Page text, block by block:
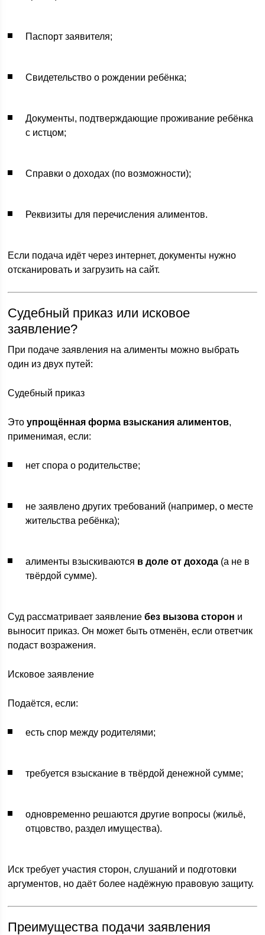
Паспорт заявителя;
Свидетельство о рождении ребёнка;
Документы, подтверждающие проживание ребёнка
с истцом;
Справки о доходах (по возможности);
Реквизиты для перечисления алиментов.
Если подача идёт через интернет, документы нужно
отсканировать и загрузить на сайт.
Судебный приказ или исковое
заявление?
При подаче заявления на алименты можно выбрать
один из двух путей:
Судебный приказ
Этоупрощённая форма взыскания алиментов,
применимая, если:
нет спора о родительстве;
не заявлено других требований (например, о месте
жительства ребёнка);
алименты взыскиваются в доле от дохода (а не в
твёрдой сумме).
Суд рассматривает заявлениебез вызова сторон и
выносит приказ. Он может быть отменён, если ответчик
подаст возражения.
Исковое заявление
Подаётся, если:
есть спор между родителями;
требуется взыскание в твёрдой денежной сумме;
одновременно решаются другие вопросы (жильё,
отцовство, раздел имущества).
Иск требует участия сторон, слушаний и подготовки
аргументов, но даёт более надёжную правовую защиту.
Преимущества подачи заявления